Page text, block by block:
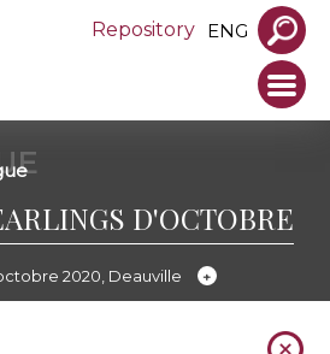
Repository ENG
D'OCTOBRE
2020, Deauville